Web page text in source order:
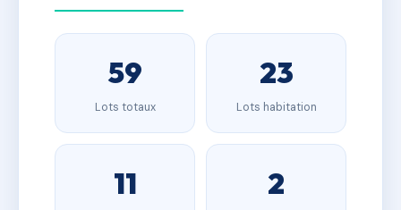
59
Lots totaux
23
Lots habitation
11 2